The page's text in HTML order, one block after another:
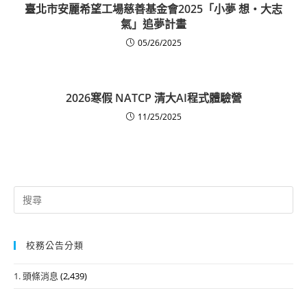
臺北市安麗希望工場慈善基金會2025「小夢 想‧大志
氣」追夢計畫
05/26/2025
2026寒假 NATCP 清大AI程式體驗營
11/25/2025
Search
for:
校務公告分類
1. 頭條消息 (2,439)